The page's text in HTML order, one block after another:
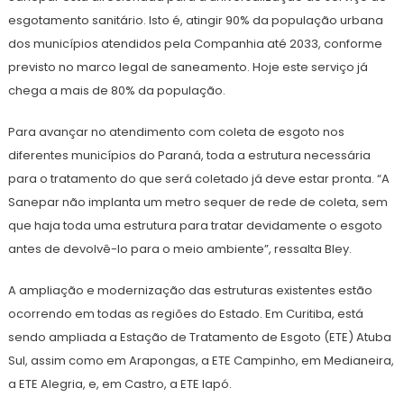
esgotamento sanitário. Isto é, atingir 90% da população urbana
dos municípios atendidos pela Companhia até 2033, conforme
previsto no marco legal de saneamento. Hoje este serviço já
chega a mais de 80% da população.
Para avançar no atendimento com coleta de esgoto nos
diferentes municípios do Paraná, toda a estrutura necessária
para o tratamento do que será coletado já deve estar pronta. “A
Sanepar não implanta um metro sequer de rede de coleta, sem
que haja toda uma estrutura para tratar devidamente o esgoto
antes de devolvê-lo para o meio ambiente”, ressalta Bley.
A ampliação e modernização das estruturas existentes estão
ocorrendo em todas as regiões do Estado. Em Curitiba, está
sendo ampliada a Estação de Tratamento de Esgoto (ETE) Atuba
Sul, assim como em Arapongas, a ETE Campinho, em Medianeira,
a ETE Alegria, e, em Castro, a ETE Iapó.